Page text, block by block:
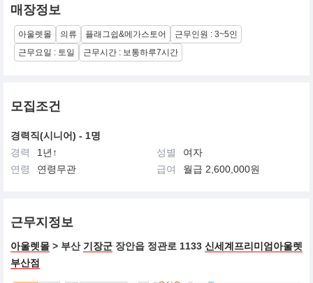
매장정보
아울렛몰 의류 플래그쉽&메가스토어
근무인원 : 3~5인
근무요일 : 토일
근무시간 : 보통하루7시간
모집조건
경력직(시니어) - 1명
경력
1년↑ 성별
여자
연령
연령무관 급여 월급 2,600,000원
근무지정보
아울렛몰 > 부산 기장군 장안읍 정관로 1133 신세계프리미엄아울렛
부산점